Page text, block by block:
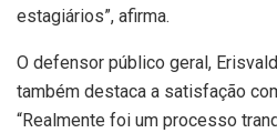
estagiários”, afirma.
O defensor público geral,
também destaca a satisfação
“Realmente foi um processo